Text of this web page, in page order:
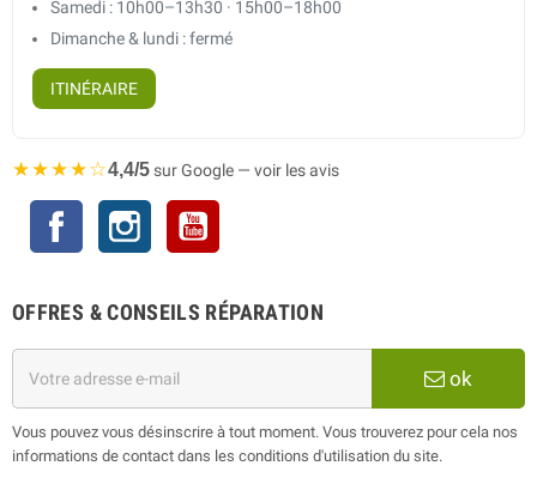
Samedi : 10h00–13h30 · 15h00–18h00
Dimanche & lundi : fermé
ITINÉRAIRE
★★★★☆4,4/5sur Google — voir les avis
Facebook Instagram
OFFRES & CONSEILS RÉPARATION
ok
Vous pouvez vous désinscrire à tout moment. Vous trouverez pour cela nos
informations de contact dans les conditions d'utilisation du site.